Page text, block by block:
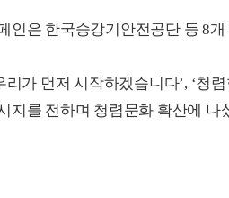
인은 한국승강기안전공단 등 8
리가 먼저 시작하겠습니다’, ‘청
지를 전하며 청렴문화 확산에 나